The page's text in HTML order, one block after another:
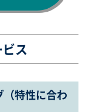
ス
特性に合わ